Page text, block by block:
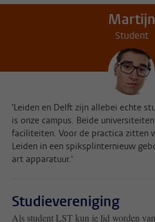
Martijn
Student
'Leiden en Delft zijn allebei echte
is onze campus. Beide
faciliteiten. Voor de practica zitten
Leiden in een spiksplinternieuw
art apparatuur.'
Studievereniging
Als student LST kun je lid worden